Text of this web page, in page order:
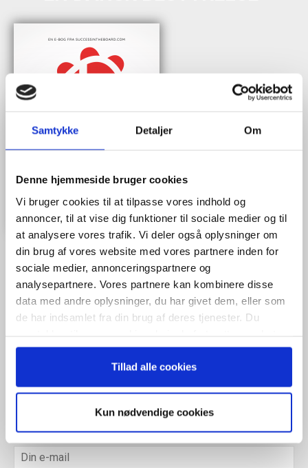
Samtykke Detaljer Om
Denne hjemmeside bruger cookies
Vi bruger cookies til at tilpasse vores indhold og
annoncer, til at vise dig funktioner til sociale medier og til
at analysere vores trafik. Vi deler også oplysninger om
din brug af vores website med vores partnere inden for
sociale medier, annonceringspartnere og
analysepartnere. Vores partnere kan kombinere disse
data med andre oplysninger, du har givet dem, eller som
de har indsamlet fra din brug af deres tjenester. Du
anvende vores hjemmeside.
Tillad alle cookies
Kun nødvendige cookies
Når du trykker "modtag bogen" bliver du tilmeldt Bestyrelsesguidens
ugentlige nyhedsbrev samt markedsføring via mail.
Modtag bogen direkte i din
mailboks